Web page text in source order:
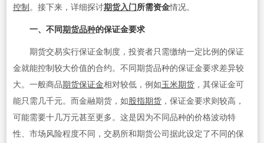
控制 。接下来，详细探讨期货入门所需资金情况。
一、不同期货品种的保证金要求
期货交易实行保证金制度，投资者只需缴纳一定比例的保证
金就能控制较大价值的合约。不同期货品种的保证金要求差异较
大。一般商品期货保证金相对较低，例如玉米期货，其保证金可
能只需几千元。而金融期货，如 股指期货，保证金要求则较高，
可能需要十几万元甚至更多。这是因为不同品种的价格波动特
性、市场风险程度不同，交易所和期货公司据此设定了不同的保